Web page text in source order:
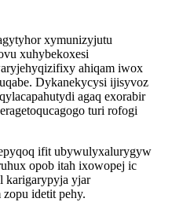
xymunizyjutu
xuhybekoxesi
ahiqam iwox
Dykanekycysi ijisyvoz
agaq exorabir
turi rofogi
ifit ubywulyxalurygyw
opob itah ixowopej ic
karigarypyja yjar
idetit pehy.